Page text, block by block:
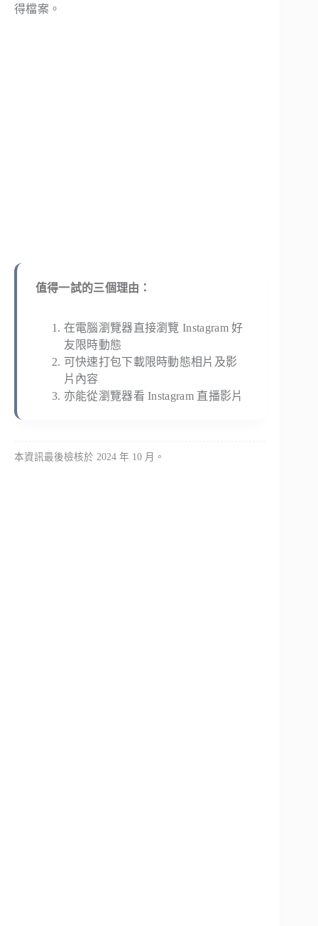
得檔案。
值得一試的三個理由：
在電腦瀏覽器直接瀏覽 Instagram 好
友限時動態
可快速打包下載限時動態相片及影
片內容
亦能從瀏覽器看 Instagram 直播影片
本資訊最後檢核於 2024 年 10 月。